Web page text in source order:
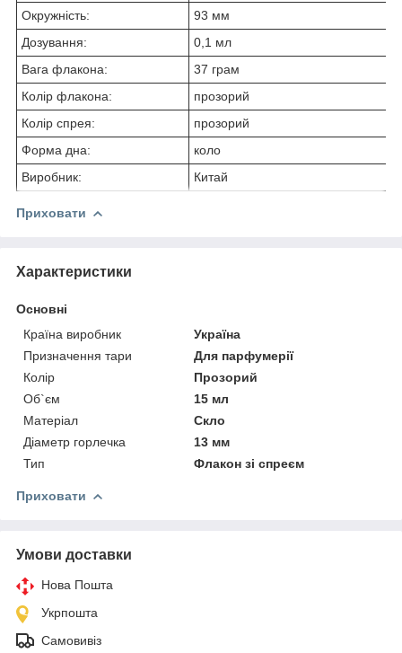
Окружність:
93 мм
Дозування:
0,1 мл
Вага флакона:
37 грам
Колір флакона:
прозорий
Колір спрея:
прозорий
Форма дна:
коло
Виробник:
Китай
Приховати
Характеристики
Основні
Країна виробник
Україна
Призначення тари
Для парфумерії
Колір
Прозорий
Об`єм
15 мл
Матеріал
Скло
Діаметр горлечка
13 мм
Тип
Флакон зі спреєм
Приховати
Умови доставки
Нова Пошта
Укрпошта
Самовивіз